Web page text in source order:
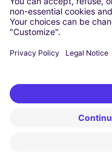
Turin
Vienna
Berlin
Dusseldorf